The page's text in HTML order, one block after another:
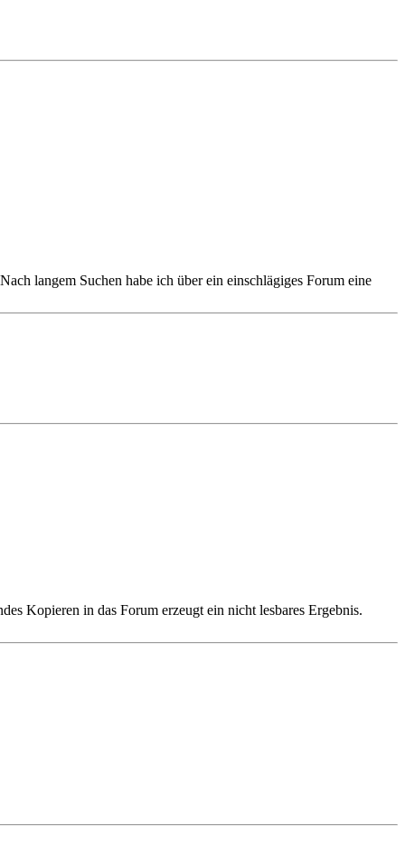
langem Suchen habe ich über ein einschlägiges Forum eine
Kopieren in das Forum erzeugt ein nicht lesbares Ergebnis.